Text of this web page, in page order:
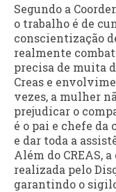
Segundo a
o trabalho é de
conscientização
realmente
precisa de muita
Creas e
vezes, a mulher
prejudicar o
é o pai e chefe da
e dar toda a
Além do CREAS,
realizada pelo
garantindo o